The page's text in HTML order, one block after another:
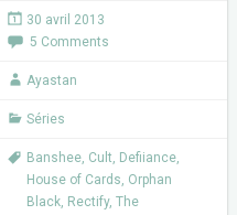
e
b
o
k
t
e
30 avril 2013
5 Comments
Ayastan
Séries
Banshee, Cult, Defiiance,
House of Cards, Orphan
Black, Rectify, The